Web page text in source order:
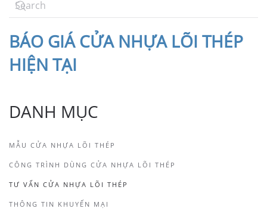
BÁO GIÁ CỬA NHỰA LÕI THÉP
HIỆN TẠI
DANH MỤC
MẪU CỬA NHỰA LÕI THÉP
CÔNG TRÌNH DÙNG CỬA NHỰA LÕI THÉP
TƯ VẤN CỬA NHỰA LÕI THÉP
THÔNG TIN KHUYẾN MẠI